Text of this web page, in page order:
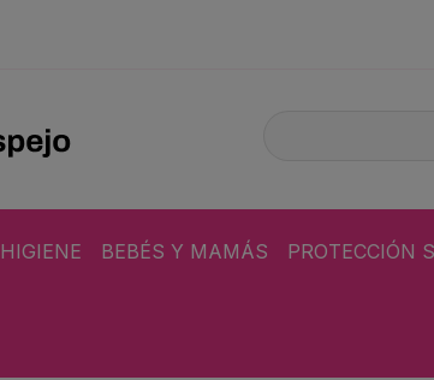
HIGIENE BEBÉS Y MAMÁS PROTECCIÓN